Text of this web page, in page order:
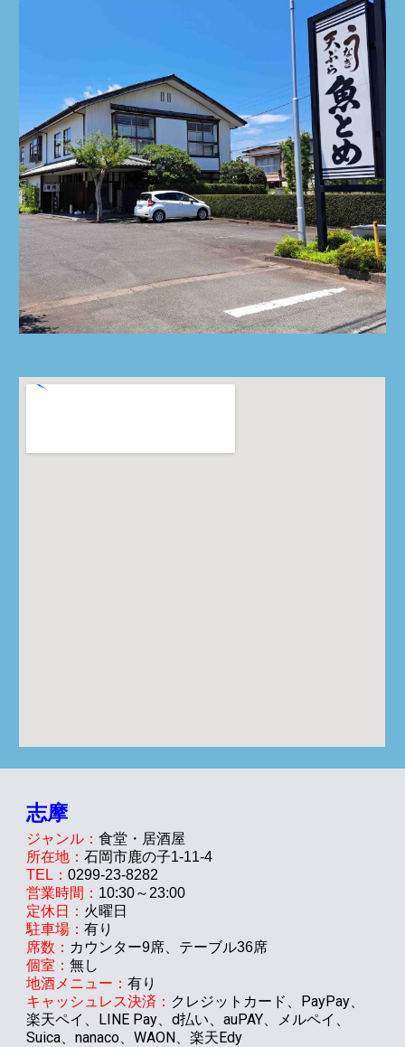
志摩
ジャンル：食堂・ 居酒屋
所在地：石岡市鹿の子1-11-4
TEL：0299-23-8282
営業時間： 10:30～ 23:00
定休日： 火曜日
駐車場：有り
席数： カウンター9席、テーブル36席
個室：無し
地酒メニュー：有り
キャッシュレス決済： クレジットカード、PayPay、
楽天ペイ、LINE Pay、d払い、auPAY、メルペイ、
Suica、nanaco、WAON、楽天Edy